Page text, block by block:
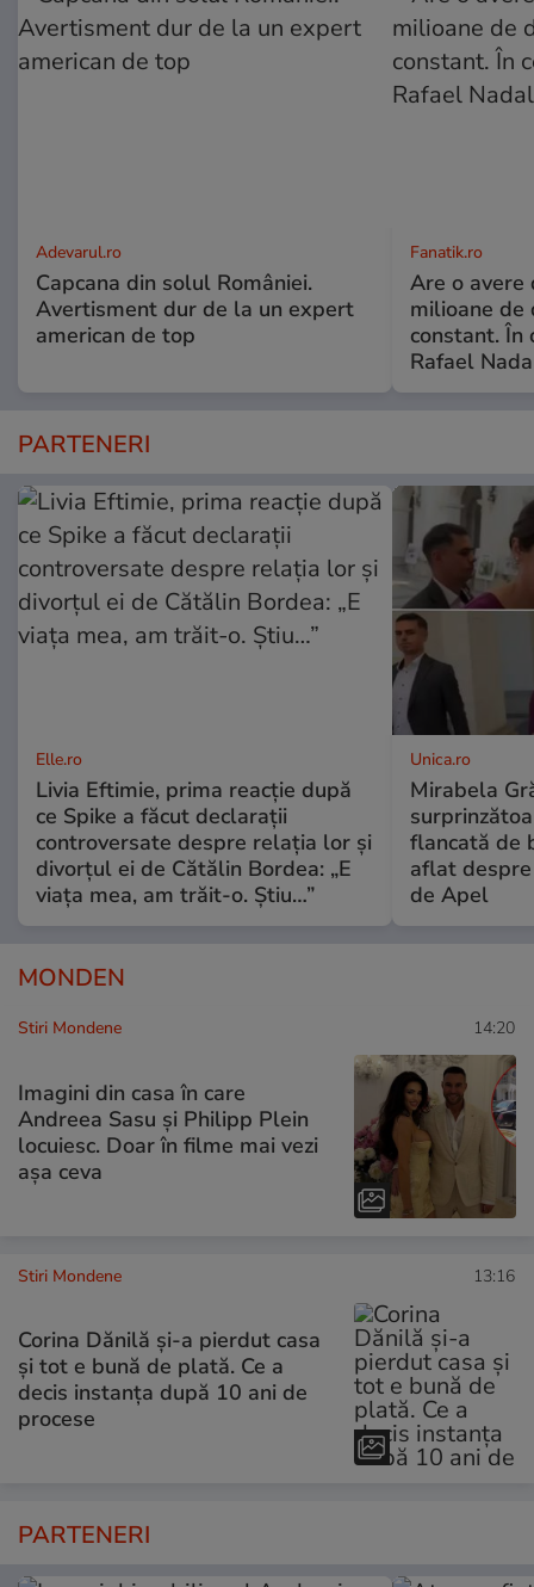
Adevarul.ro
Capcana din solul României.
Avertisment dur de la un expert
american de top
Fanatik.ro
Are o avere
milioane de
constant. În
Rafael
PARTENERI
Elle.ro
Livia Eftimie, prima reacție după
ce Spike a făcut declarații
controversate despre relația lor și
divorțul ei de Cătălin Bordea: „E
viața mea, am trăit-o. Știu…”
Unica.ro
Mirabela
flancată de
aflat
de Apel
MONDEN
Stiri Mondene 14:20
Imagini din casa în care
Andreea Sasu și Philipp Plein
locuiesc. Doar în filme mai vezi
așa ceva
Stiri Mondene 13:16
Corina Dănilă și-a pierdut casa
și tot e bună de plată. Ce a
decis instanța după 10 ani de
procese
PARTENERI